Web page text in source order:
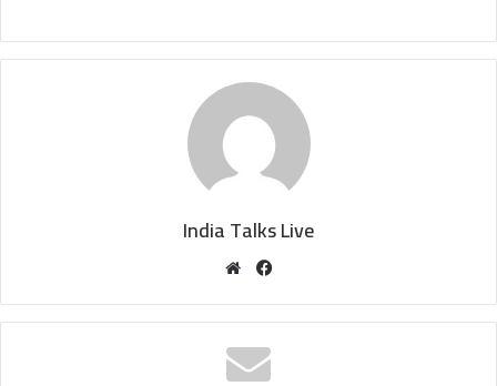
India Talks Live
We
te
bo